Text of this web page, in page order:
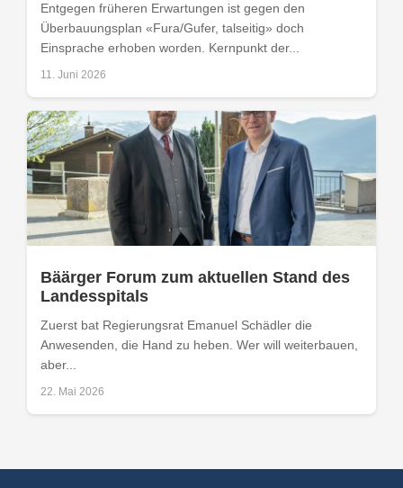
Entgegen früheren Erwartungen ist gegen den
Überbauungsplan «Fura/Gufer, talseitig» doch
Einsprache erhoben worden. Kernpunkt der...
11. Juni 2026
Bäärger Forum zum aktuellen Stand des
Landesspitals
Zuerst bat Regierungsrat Emanuel Schädler die
Anwesenden, die Hand zu heben. Wer will weiterbauen,
aber...
22. Mai 2026